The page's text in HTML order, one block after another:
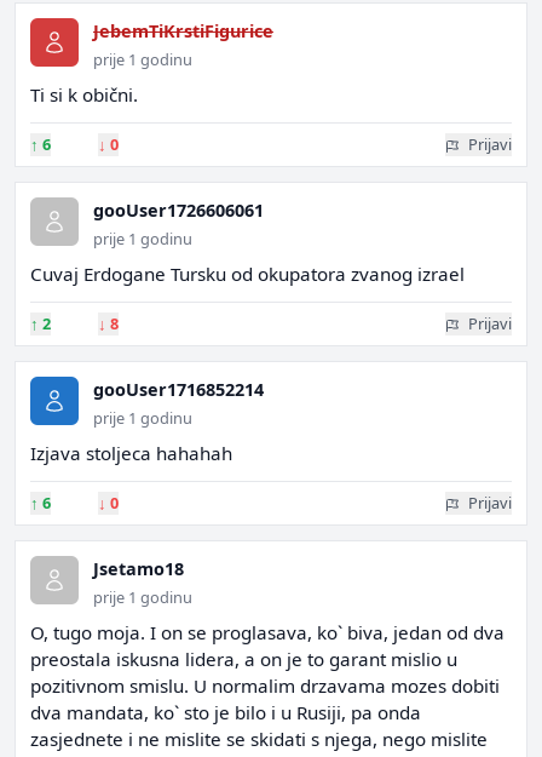
JebemTiKrstiFigurice
prije 1 godinu
Ti si k obični.
↑ 6 ↓ 0 Prijavi
gooUser1726606061
prije 1 godinu
Cuvaj Erdogane Tursku od okupatora zvanog izrael
↑ 2 ↓ 8 Prijavi
gooUser1716852214
prije 1 godinu
Izjava stoljeca hahahah
↑ 6 ↓ 0 Prijavi
Jsetamo18
prije 1 godinu
O, tugo moja. I on se proglasava, ko` biva, jedan od dva
preostala iskusna lidera, a on je to garant mislio u
pozitivnom smislu. U normalim drzavama mozes dobiti
dva mandata, ko` sto je bilo i u Rusiji, pa onda
zasjednete i ne mislite se skidati s njega, nego mislite